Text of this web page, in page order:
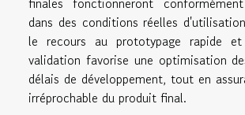
dans des conditions réelles
le recours au prototypage rapide
validation favorise une optimisation
délais de développement, tout en
irréprochable du produit final.